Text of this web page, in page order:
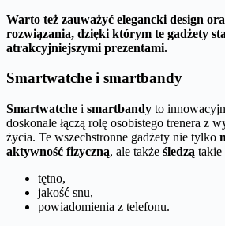
Warto też zauważyć elegancki design
rozwiązania, dzięki którym te gadżety
atrakcyjniejszymi prezentami.
Smartwatche i smartbandy
Smartwatche i smartbandy to
doskonale łączą rolę osobistego trenera z
życia. Te wszechstronne gadżety nie tylko
aktywność fizyczną, ale także śledzą takie
tętno,
jakość snu,
powiadomienia z telefonu.